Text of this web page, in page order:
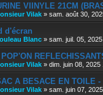
VIINYLE 21CM
Vilak » sam. août 30,
d'écran
Blanc » sam. juil. 05,
Vilak » dim. juin 08, 2025
A BESACE EN TOILE -
Vilak » sam. juin 07,